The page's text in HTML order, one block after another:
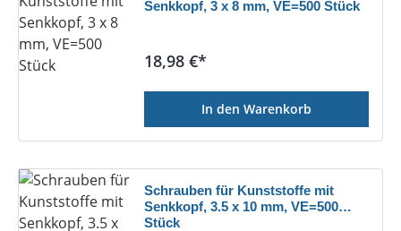
Senkkopf, 3 x 8 mm, VE=500 Stück
Regulärer Preis:
18,98 €*
In den Warenkorb
Schrauben für Kunststoffe mit
Senkkopf, 3.5 x 10 mm, VE=500
Stück